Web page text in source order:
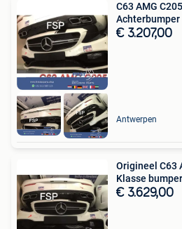
C63 AMG
Achterbumper
€ 3.207,00
Antwerpen
Origineel C63
Klasse
€ 3.629,00